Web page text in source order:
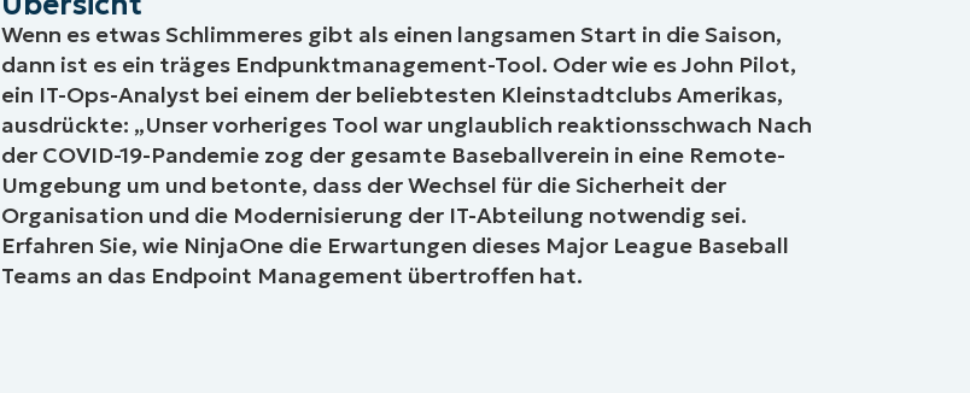
Wenn es etwas Schlimmeres gibt als einen langsamen Start in die Saison,
dann ist es ein träges Endpunktmanagement-Tool. Oder wie es John Pilot,
ein IT-Ops-Analyst bei einem der beliebtesten Kleinstadtclubs Amerikas,
ausdrückte: „Unser vorheriges Tool war unglaublich reaktionsschwach Nach
der COVID-19-Pandemie zog der gesamte Baseballverein in eine Remote-
Umgebung um und betonte, dass der Wechsel für die Sicherheit der
Organisation und die Modernisierung der IT-Abteilung notwendig sei.
Erfahren Sie, wie NinjaOne die Erwartungen dieses Major League Baseball
Teams an das Endpoint Management übertroffen hat.